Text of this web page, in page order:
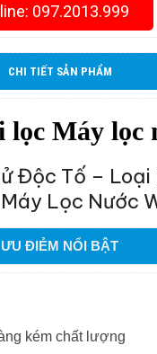
097.2013.999
CHI TIẾT SẢN PHẨM
Máy lọc
Tố – Loại
Lọc Nước
ƯU ĐIẺM NỔI BẬT
kém chất lượng